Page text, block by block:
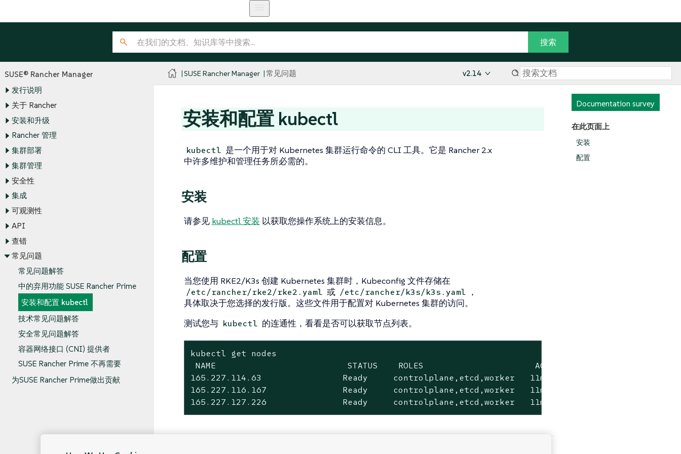
SUSE® Rancher Manager
发行说明
关于 Rancher
安装和升级
Rancher 管理
集群部署
集群管理
安全性
集成
可观测性
API
查错
常见问题
常见问题解答
中的弃用功能 SUSE Rancher Prime
安装和配置 kubectl
技术常见问题解答
安全常见问题解答
容器网络接口 (CNI) 提供者
SUSE Rancher Prime 不再需要
为SUSE Rancher Prime做出贡献
SUSE Rancher Manager 常见问题 v2.14
Documentation survey
在此页面上
安装
配置
安装和配置 kubectl
kubectl 是一个用于对 Kubernetes 集群运行命令的 CLI 工具。它是 Rancher 2.x
中许多维护和管理任务所必需的。
安装
请参见 kubectl 安装 以获取您操作系统上的安装信息。
配置
当您使用 RKE2/K3s 创建 Kubernetes 集群时，Kubeconfig 文件存储在
/etc/rancher/rke2/rke2.yaml 或 /etc/rancher/k3s/k3s.yaml ，
具体取决于您选择的发行版。这些文件用于配置对 Kubernetes 集群的访问。
测试您与 kubectl 的连通性，看看是否可以获取节点列表。
kubectl get nodes
NAME                          STATUS    ROLES                      AGE       VERSION
165.227.114.63                Ready     controlplane,etcd,worker   11m       v1.10.1
165.227.116.167               Ready     controlplane,etcd,worker   11m       v1.10.1
165.227.127.226               Ready     controlplane,etcd,worker   11m       v1.10.1